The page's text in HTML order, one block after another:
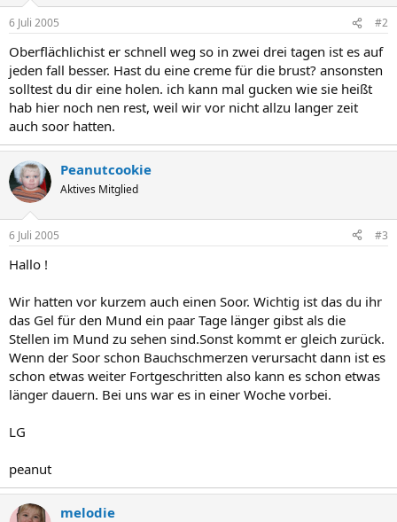
6 Juli 2005 #2
Oberflächlichist er schnell weg so in zwei drei tagen ist es auf
jeden fall besser. Hast du eine creme für die brust? ansonsten
solltest du dir eine holen. ich kann mal gucken wie sie heißt
hab hier noch nen rest, weil wir vor nicht allzu langer zeit
auch soor hatten.
Peanutcookie
Aktives Mitglied
6 Juli 2005 #3
Hallo !
Wir hatten vor kurzem auch einen Soor. Wichtig ist das du ihr
das Gel für den Mund ein paar Tage länger gibst als die
Stellen im Mund zu sehen sind.Sonst kommt er gleich zurück.
Wenn der Soor schon Bauchschmerzen verursacht dann ist es
schon etwas weiter Fortgeschritten also kann es schon etwas
länger dauern. Bei uns war es in einer Woche vorbei.
LG
peanut
melodie